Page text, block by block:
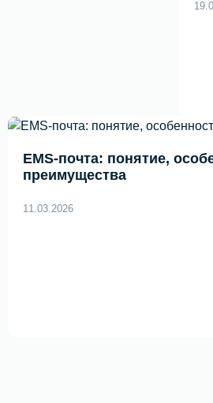
EMS-почта: понятие,
преимущества
11.03.2026